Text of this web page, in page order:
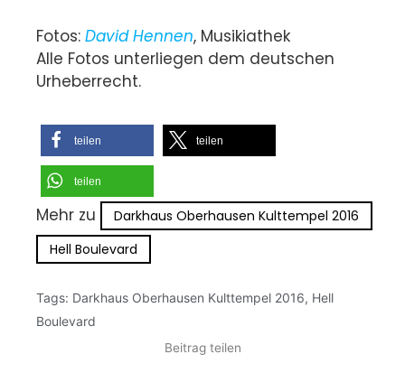
Fotos: David Hennen, Musikiathek
Alle Fotos unterliegen dem deutschen
Urheberrecht.
teilen teilen
teilen
Mehr zu
Darkhaus Oberhausen Kulttempel 2016
Hell Boulevard
Tags: Darkhaus Oberhausen Kulttempel 2016, Hell
Boulevard
Beitrag teilen